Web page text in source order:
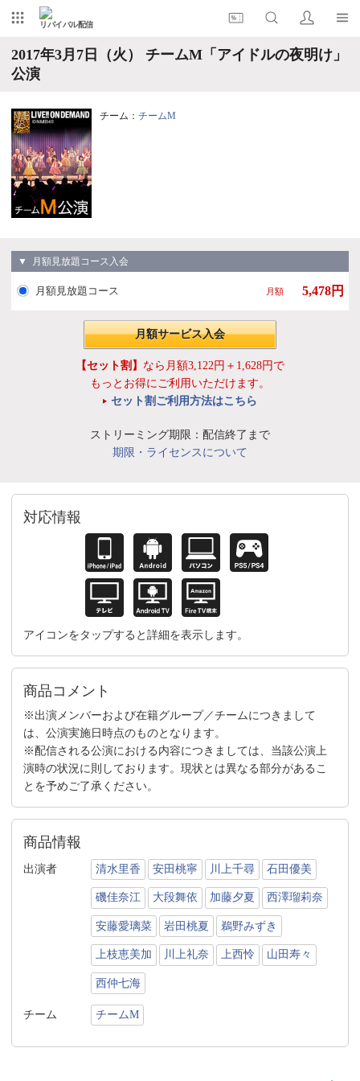
リバイバル配信
2017年3月7日（火） チームM「アイドルの夜明け」
公演
チーム： チームM
▼ 月額見放題コース入会
月額見放題コース 月額 5,478円
月額サービス入会
【セット割】 なら月額3,122円＋1,628円で
もっとお得にご利用いただけます。
セット割ご利用方法はこちら
ストリーミング期限：配信終了まで
期限・ライセンスについて
対応情報
アイコンをタップすると詳細を表示します。
商品コメント
※出演メンバーおよび在籍グループ／チームにつきまして
は、公演実施日時点のものとなります。
※配信される公演における内容につきましては、当該公演上
演時の状況に則しております。現状とは異なる部分があるこ
とを予めご了承ください。
商品情報
出演者 清水里香 安田桃寧 川上千尋 石田優美
磯佳奈江 大段舞依 加藤夕夏 西澤瑠莉奈
安藤愛璃菜 岩田桃夏 鵜野みずき
上枝恵美加 川上礼奈 上西怜 山田寿々
西仲七海
チーム チームM